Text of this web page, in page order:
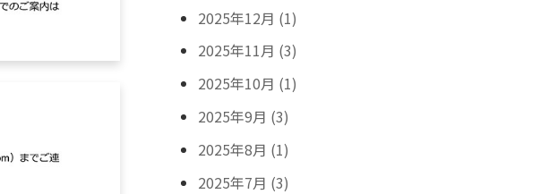
2025年12月 (1)
2025年11月 (3)
2025年10月 (1)
2025年9月 (3)
2025年8月 (1)
2025年7月 (3)